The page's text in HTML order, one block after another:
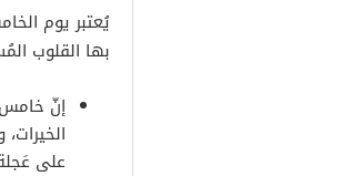
يُعتبر يوم
بها القلوب
إنّ
على